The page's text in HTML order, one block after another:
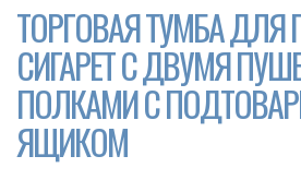
ТОРГОВАЯ ТУМБА
СИГАРЕТ С ДВУМЯ
ПОЛКАМИ С
ЯЩИКОМ